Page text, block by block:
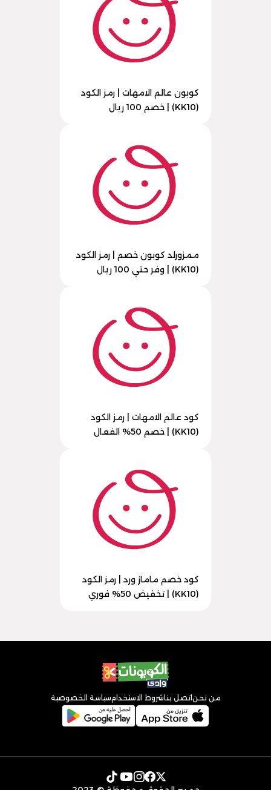
كوبون عالم الامهات | رمز الكود
(KK10) | خصم 100 ريال
ممزورلد كوبون خصم | رمز الكود
(KK10) | وفر حتي 100 ريال
كود عالم الامهات | رمز الكود
(KK10) | خصم 50% الفعال
كود خصم ماماز ورد | رمز الكود
(KK10) | تخفيض 50% فوري
من نحن اتصل بنا شروط الاستخدامسياسة الخصوصية